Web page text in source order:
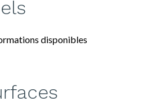
disponibles